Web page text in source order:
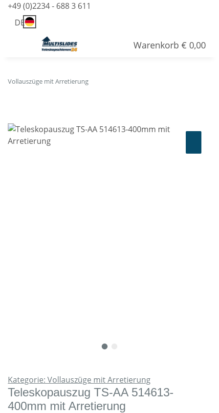
+49 (0)2234 - 688 3 611
DE
Warenkorb € 0,00
Vollauszüge mit Arretierung
Kategorie: Vollauszüge mit Arretierung
Teleskopauszug TS-AA 514613-
400mm mit Arretierung